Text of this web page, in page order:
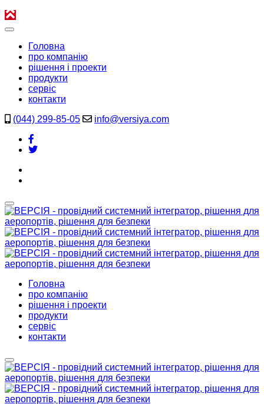
Головна
про компанію
рішення і проекти
продукти
сервіс
контакти
(044) 299-85-05
info@versiya.com
Головна
про компанію
рішення і проекти
продукти
сервіс
контакти